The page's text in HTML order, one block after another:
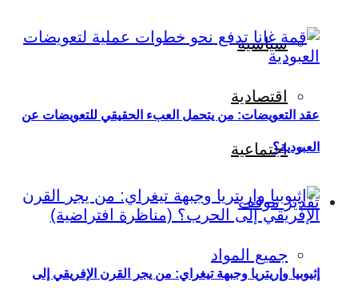
سياسية
اقتصادية
اجتماعية
تقدير موقف
جميع المواد
عقد التعويضات: من يتحمل العبء الحقيقي للتعويضات عن
العبودية؟
إثيوبيا وإريتريا وجبهة تيغراي: من يجر القرن الإفريقي إلى